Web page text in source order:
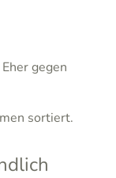
Eher gegen
sortiert.